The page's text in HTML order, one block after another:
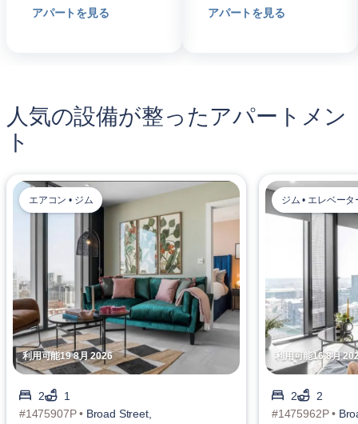
アパートを見る アパートを見る
人気の設備が整ったアパートメン
ト
利用可能19 8月 2026
エアコン • ジム
2
1
#1475907P • Broad Street,
利用可能16 8月
ジム • エレベータ
2
2
#1475962P •